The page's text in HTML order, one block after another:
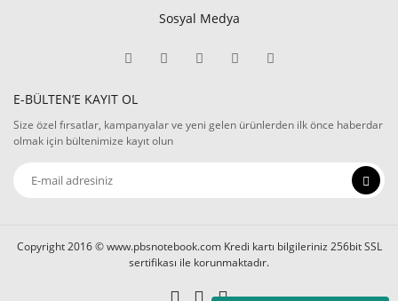
Sosyal Medya
E-BÜLTEN’E KAYIT OL
Size özel fırsatlar, kampanyalar ve yeni gelen ürünlerden ilk önce haberdar
olmak için bültenimize kayıt olun
Copyright 2016 © www.pbsnotebook.com Kredi kartı bilgileriniz 256bit SSL
sertifikası ile korunmaktadır.